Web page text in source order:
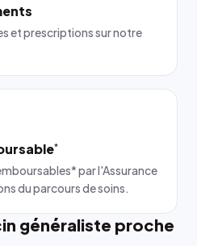
et prescriptions sur notre
*
par l'Assurance
du parcours de soins.
généraliste proche